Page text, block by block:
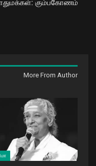
கும்பகோணம்
More From Author